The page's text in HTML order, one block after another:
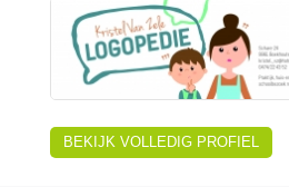
BEKIJK VOLLEDIG PROFIEL